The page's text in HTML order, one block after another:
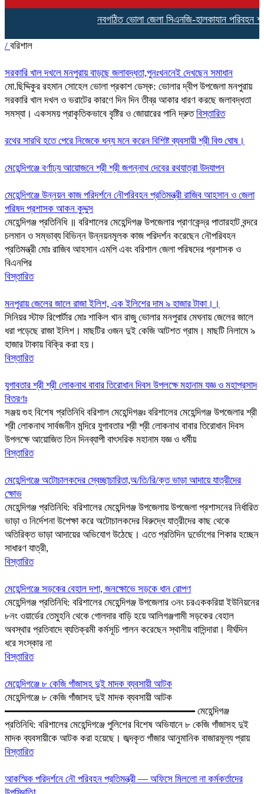
নবগঠিত ভোলা জেলা সিএনজি-হালকাযান পরিবহন
/ বরিশাল
সরকারি খাল দখলে মনপুরায় বাড়ছে জলাবদ্ধতা,পুনঃখননেই দেখছেন সমাধান
মো.ছিদ্দিকুর রহমান সোহেল ভোলা প্রকাশ ডেস্ক: ভোলার দ্বীপ উপজেলা মনপুরায়
সরকারি খাল দখল ও ভরাটের কারণে দিন দিন তীব্র আকার ধারণ করছে জলাবদ্ধতা
সমস্যা। একসময় প্রাকৃতিকভাবে বৃষ্টির ও জোয়ারের পানি দ্রুতবিস্তারিত
রথের সারথি হতে পেরে নিজেকে ধন্য মনে করেন বিশিষ্ট ব্যবসায়ী শ্রী বিশু ঘোষ।
মেহেন্দিগঞ্জে বর্ণাঢ্য আয়োজনে শ্রী শ্রী জগন্নাথ দেবের রথযাত্রা উদযাপন
মেহেন্দিগঞ্জে উন্নয়ন কাজ পরিদর্শনে নৌপরিবহন প্রতিমন্ত্রী রাজিব আহসান ও জেলা
পরিষদ প্রশাসক আকন কুদ্দুস
মেহেন্দিগঞ্জ প্রতিনিধি ॥ বরিশালের মেহেন্দিগঞ্জ উপজেলার প্রাণকেন্দ্র পাতারহাট বন্দরে
চলমান ও সম্ভাব্য বিভিন্ন উন্নয়নমূলক কাজ পরিদর্শন করেছেন নৌপরিবহন
প্রতিমন্ত্রী মোঃ রাজিব আহসান এমপি এবং বরিশাল জেলা পরিষদের প্রশাসক ও
বিএনপির
বিস্তারিত
মনপুরায় জেলের জালে রাজা ইলিশ, এক ইলিশের দাম ৯ হাজার টাকা।।
সিনিয়র স্টাফ রিপোর্টার মোঃ শাকিল খান রাজু ভোলার মনপুরার মেঘনায় জেলের জালে
ধরা পড়েছে রাজা ইলিশ। মাছটির ওজন দুই কেজি আটশত গ্রাম। মাছটি নিলামে ৯
হাজার টাকায় বিক্রি করা হয়।
বিস্তারিত
যুগাবতার শ্রী শ্রী লোকনাথ বাবার তিরোধান দিবস উপলক্ষে মহানাম যজ্ঞ ও মহাপ্রসাদ
বিতরণঃ
সঞ্জয় গুহ বিশেষ প্রতিনিধি বরিশাল মেহেন্দিগঞ্জঃ বরিশালের মেহেন্দিগঞ্জ উপজেলার শ্রী
শ্রী লোকনাথ সার্বজনীন মন্দিরে যুগাবতার শ্রী শ্রী লোকনাথ বাবার তিরোধান দিবস
উপলক্ষে আয়োজিত তিন দিনব্যাপী বাৎসরিক মহানাম যজ্ঞ ও ধর্মীয়
বিস্তারিত
মেহেন্দিগঞ্জে অটোচালকদের স্বেচ্ছাচারিতা,অ/তি/রি/ক্ত ভাড়া আদায়ে যাত্রীদের
ক্ষোভ
মেহেন্দিগঞ্জ প্রতিনিধি: বরিশালের মেহেন্দিগঞ্জ উপজেলায় উপজেলা প্রশাসনের নির্ধারিত
ভাড়া ও নির্দেশনা উপেক্ষা করে অটোচালকদের বিরুদ্ধে যাত্রীদের কাছ থেকে
অতিরিক্ত ভাড়া আদায়ের অভিযোগ উঠেছে। এতে প্রতিদিন দুর্ভোগের শিকার হচ্ছেন
সাধারণ যাত্রী,
বিস্তারিত
মেহেন্দিগঞ্জে সড়কের বেহাল দশা, জনক্ষোভে সড়কে ধান রোপণ
মেহেন্দিগঞ্জ প্রতিনিধি: বরিশালের মেহেন্দিগঞ্জ উপজেলার ৩নং চরএককরিয়া ইউনিয়নের
৮নং ওয়ার্ডের তেমুহনি থেকে গোলদার বাড়ি হয়ে আলিগঞ্জগামী সড়কের বেহাল
অবস্থার প্রতিবাদে ব্যতিক্রমী কর্মসূচি পালন করেছেন স্থানীয় বাসিন্দারা। দীর্ঘদিন
ধরে সংস্কার না
বিস্তারিত
মেহেন্দিগঞ্জে ৮ কেজি গাঁজাসহ দুই মাদক ব্যবসায়ী আটক
মেহেন্দিগঞ্জে ৮ কেজি গাঁজাসহ দুই মাদক ব্যবসায়ী আটক
━━━━━━━━━━━━━━━━━━━ মেহেন্দিগঞ্জ
প্রতিনিধি: বরিশালের মেহেন্দিগঞ্জে পুলিশের বিশেষ অভিযানে ৮ কেজি গাঁজাসহ দুই
মাদক ব্যবসায়ীকে আটক করা হয়েছে। জব্দকৃত গাঁজার আনুমানিক বাজারমূল্য প্রায়
বিস্তারিত
আকস্মিক পরিদর্শনে নৌ পরিবহন প্রতিমন্ত্রী — অফিসে মিললো না কর্মকর্তাদের